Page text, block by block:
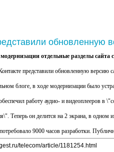
обновленную
отдельные разделы сайта
представили обновленную
блоге, в ходе модернизации было
работу аудио- и видеоплееров в
Теперь он делится на 2 экрана, в одном
9000 часов разработки.
telecom/article/1181254.html